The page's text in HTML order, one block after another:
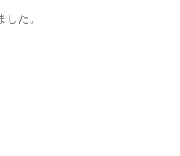
た。